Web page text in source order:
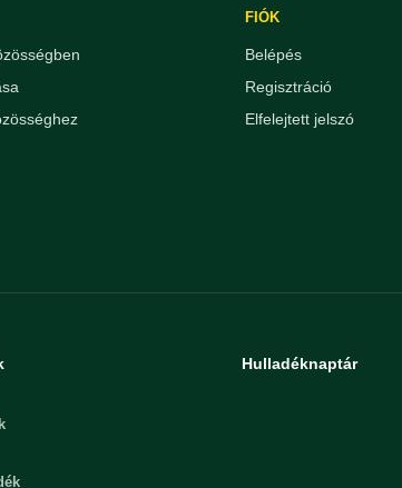
FIÓK
Belépés
Regisztráció
Elfelejtett jelszó
Hulladéknaptár